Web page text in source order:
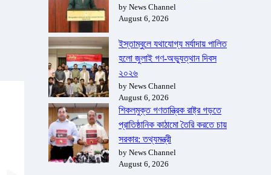
by News Channel
August 6, 2026
ইস্তাম্বুলে যথাযোগ্য মর্যাদায় পালিত
হলো জুলাই গণ-অভ্যুত্থান দিবস
২০২৬
by News Channel
August 6, 2026
শিকলমুক্ত গণতান্ত্রিক রাষ্ট্র গড়তে
প্রাতিষ্ঠানিক কাঠামো তৈরি করতে চায়
সরকার: তথ্যমন্ত্রী
by News Channel
August 6, 2026